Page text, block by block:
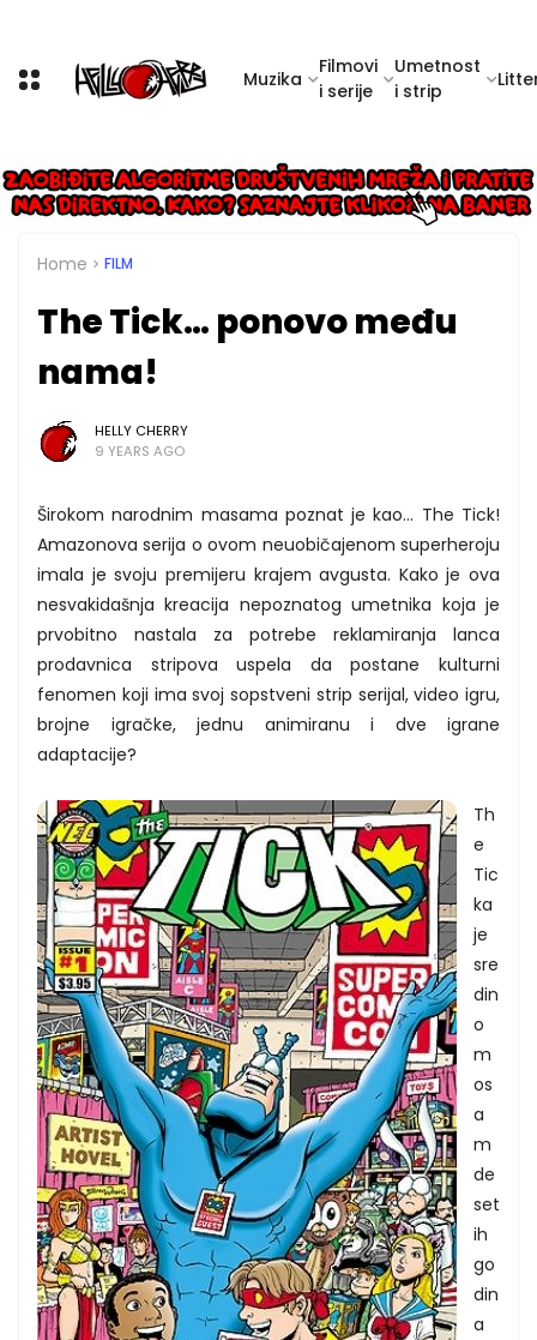
Muzika
Filmovi
i serije
Umetnost
i strip
Home FILM
The Tick… ponovo među
nama!
HELLY CHERRY
9 YEARS AGO
Širokom narodnim masama poznat je kao… The Tick!
Amazonova serija o ovom neuobičajenom superheroju
imala je svoju premijeru krajem avgusta. Kako je ova
nesvakidašnja kreacija nepoznatog umetnika koja je
prvobitno nastala za potrebe reklamiranja lanca
prodavnica stripova uspela da postane kulturni
fenomen koji ima svoj sopstveni strip serijal, video igru,
brojne igračke, jednu animiranu i dve igrane
adaptacije?
Th
e
Tic
ka
je
sre
din
o
m
os
a
m
de
set
ih
go
din
a